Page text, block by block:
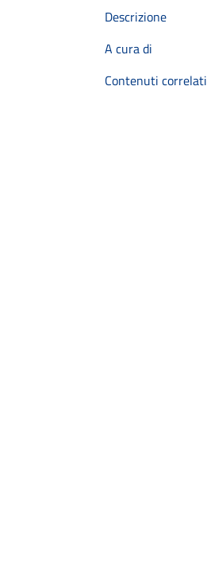
Descrizione
A cura di
Contenuti correlati